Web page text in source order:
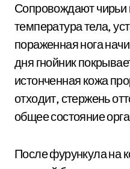
Сопровождают
температура тела,
пораженная нога
дня гнойник
истонченная кожа
отходит, стержень
общее состояние
После фурункула на